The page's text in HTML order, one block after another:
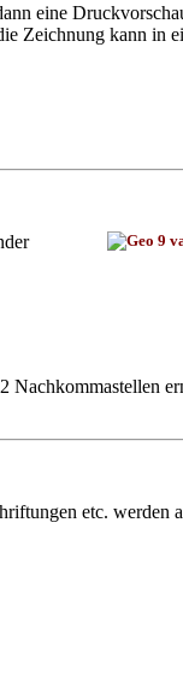
eine
Zeichnung kann in
etc. werden